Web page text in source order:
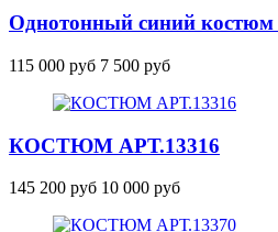
Однотонный синий костюм
115 000 руб 7 500 руб
КОСТЮМ АРТ.13316
145 200 руб 10 000 руб